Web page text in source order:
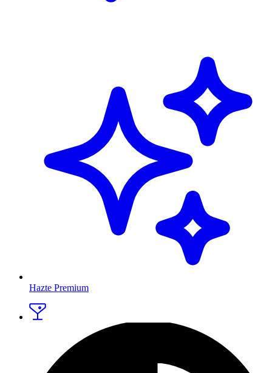
Hazte Premium